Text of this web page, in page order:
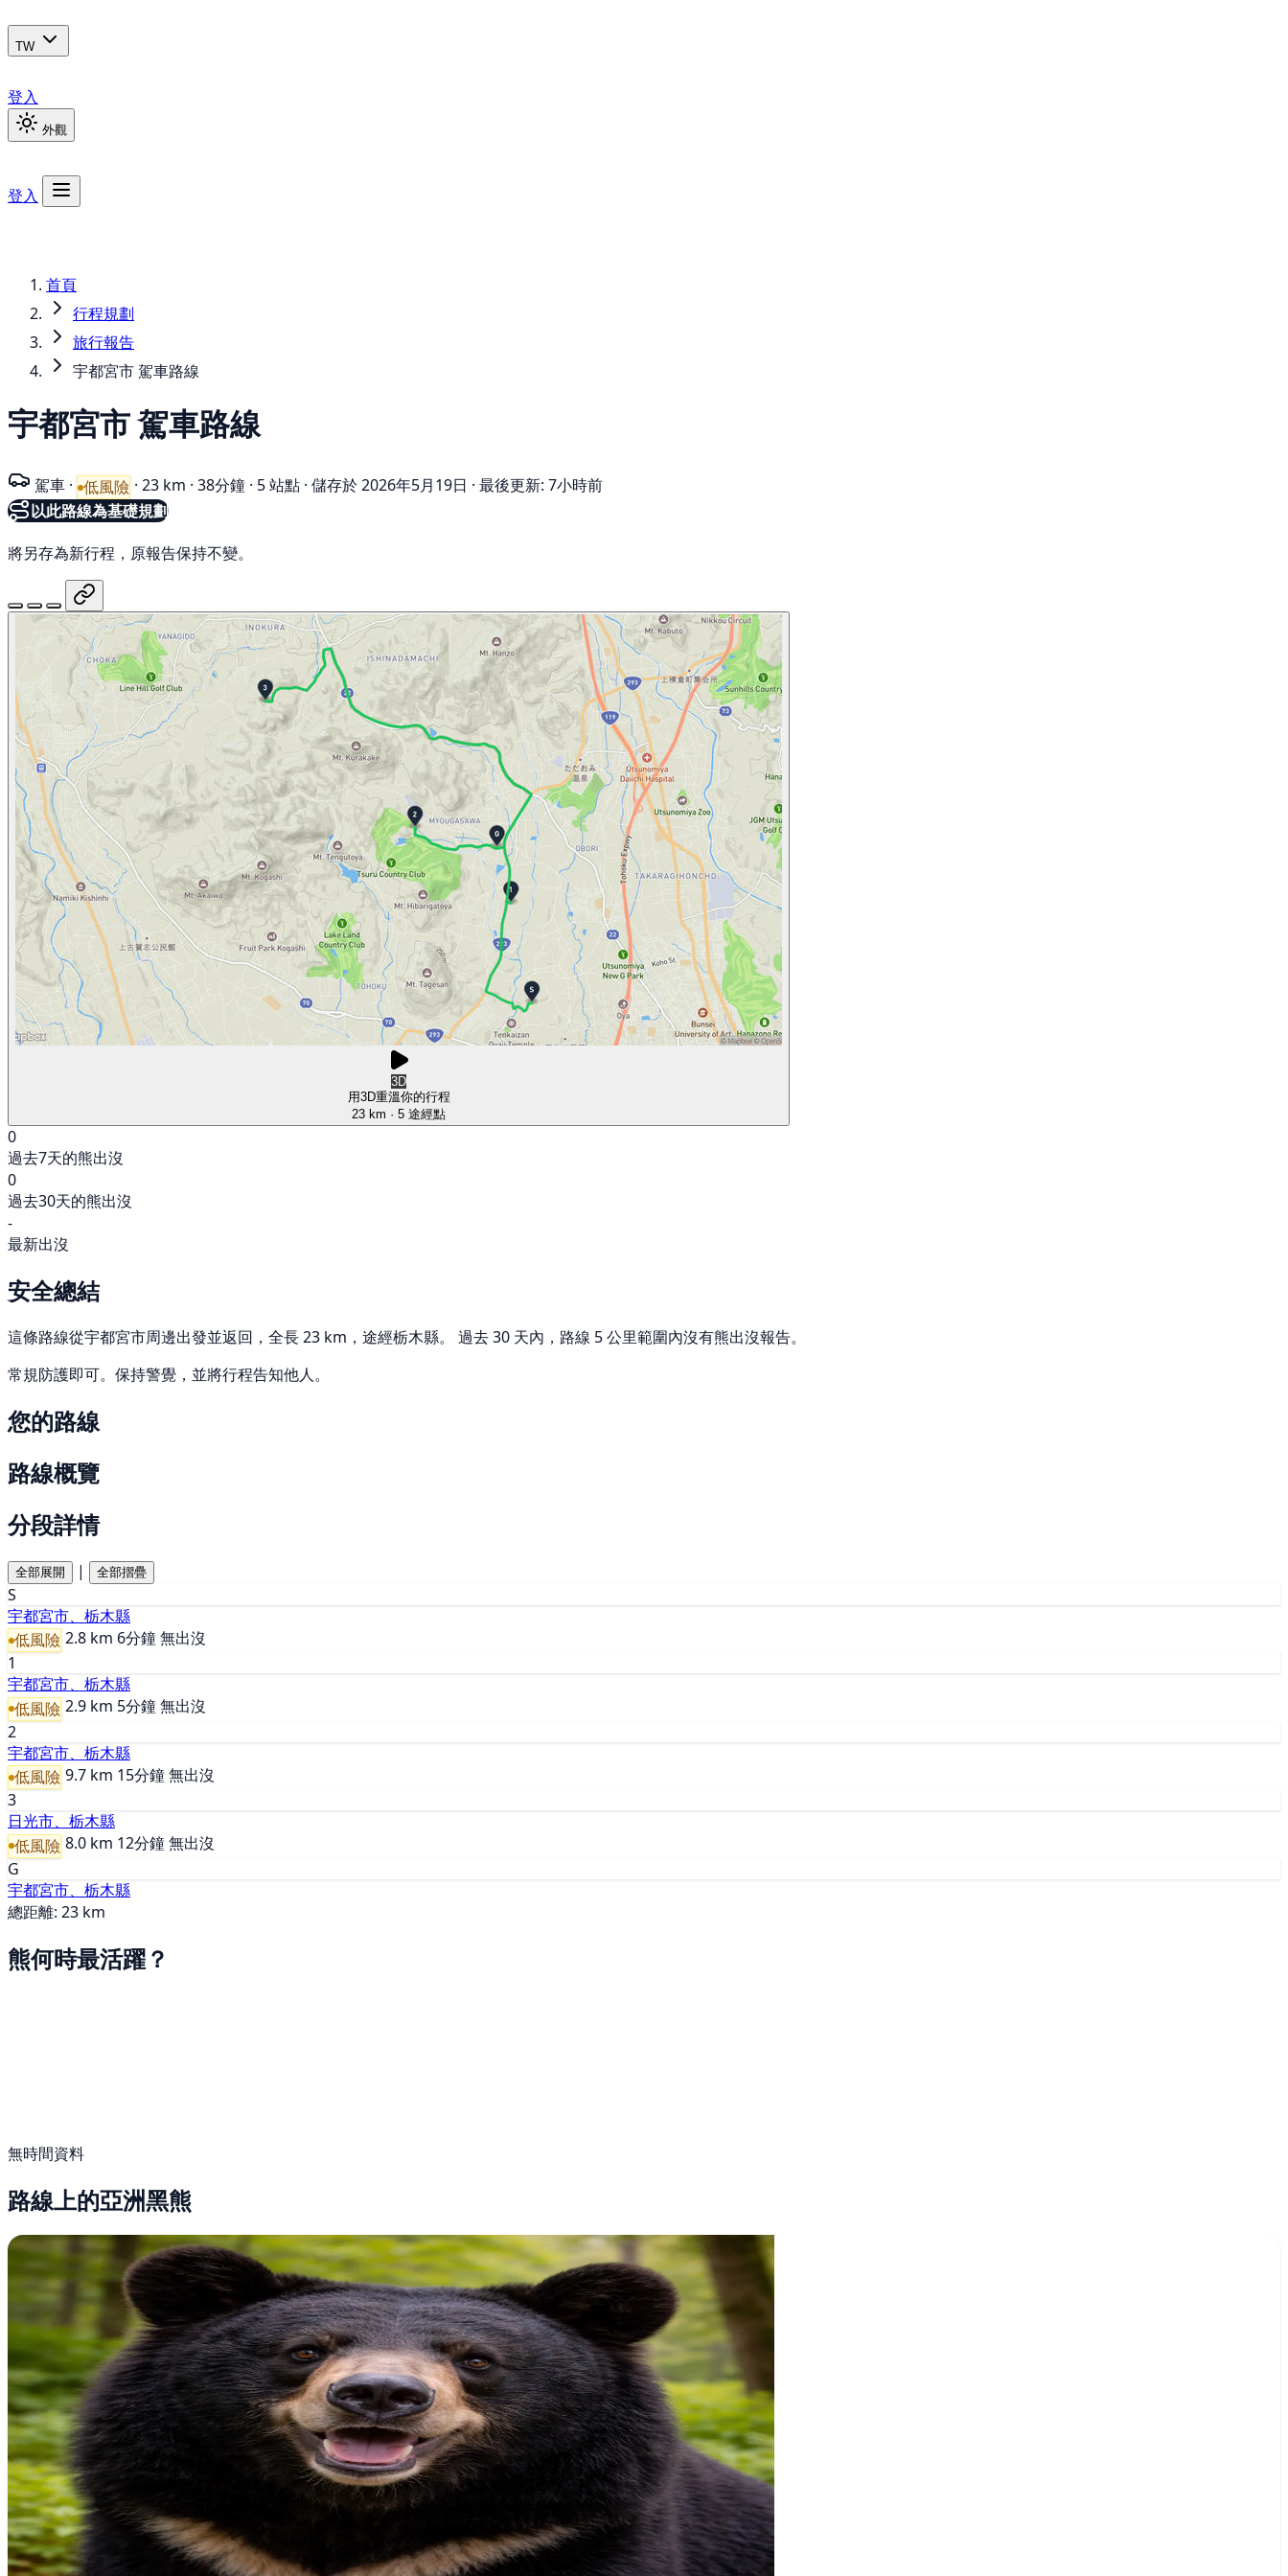
TW
登入
外觀
登入
首頁
行程規劃
旅行報告
宇都宮市 駕車路線
宇都宮市 駕車路線
駕車 · 低風險 · 23 km · 38分鐘 · 5 站點 · 儲存於 2026年5月19日 · 最後更新: 7小時前
以此路線為基礎規劃
將另存為新行程，原報告保持不變。
3D
用3D重溫你的行程
23 km · 5 途經點
0
過去7天的熊出沒
0
過去30天的熊出沒
-
最新出沒
安全總結
這條路線從宇都宮市周邊出發並返回，全長 23 km，途經栃木縣。 過去 30 天內，路線 5 公里範圍內沒有熊出沒報告。
常規防護即可。保持警覺，並將行程告知他人。
您的路線
路線概覽
分段詳情
全部展開 | 全部摺疊
S
宇都宮市、栃木縣
低風險 2.8 km 6分鐘無出沒
1
宇都宮市、栃木縣
低風險 2.9 km 5分鐘無出沒
2
宇都宮市、栃木縣
低風險 9.7 km 15分鐘無出沒
3
日光市、栃木縣
低風險 8.0 km 12分鐘無出沒
G
宇都宮市、栃木縣
總距離: 23 km
熊何時最活躍？
無時間資料
路線上的亞洲黑熊